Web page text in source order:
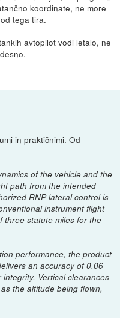
koordinate, ne more
tega tira.
avtopilot vodi letalo, ne
in praktičnimi. Od
of the vehicle and the
path from the intended
RNP lateral control is
instrument flight
three statute miles for the
performance, the product
an accuracy of 0.06
Vertical clearances
the altitude being flown,